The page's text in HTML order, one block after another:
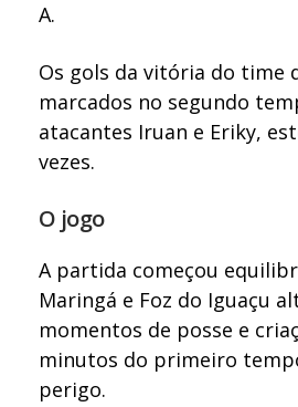
A.
Os gols da vitória do time
marcados no segundo
atacantes Iruan e Eriky,
vezes.
O jogo
A partida começou
Maringá e Foz do Iguaçu
momentos de posse e
minutos do primeiro
perigo.